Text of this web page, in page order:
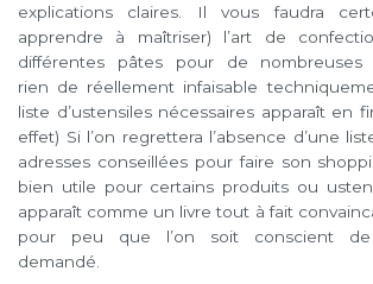
explications claires. Il vous faudra
apprendre à maîtriser) l’art de
différentes pâtes pour de nombreuses
rien de réellement infaisable
liste d’ustensiles nécessaires apparaît en
effet) Si l’on regrettera l’absence d’une
adresses conseillées pour faire son
bien utile pour certains produits ou
apparaît comme un livre tout à fait
pour peu que l’on soit conscient de
demandé.